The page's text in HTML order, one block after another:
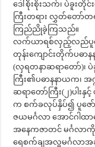
ဒေါ်စိုးစိုးသက်၊ ပဲခူးတိုင်
ကြီးတရား လွှတ်တော်တ
ကြည်ညိုခဲ့ကြသည်။ ရှေး
လက်ယာရစ်လှည့်လည်ပူဇေ
တုန်းကျောင်းတိုက်ပဓာန
(လှရတနာဆရာတော်)၊
ကြီး၏ပဓာနနာယက၊ အ
ဆရာတော်ကြီး(၂)ပါးနှ
က စက်ခလုပ်နှိပ်၍ ပူဇေ
ဇယမင်္ဂလာ အောင်ဂါထ
အနေကဇာတင် မင်္ဂလာ
ရေစက်ချအလှူမင်္ဂလာအ